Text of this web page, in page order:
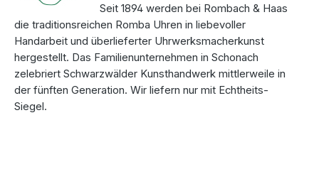
Seit 1894 werden bei Rombach & Haas
die traditionsreichen Romba Uhren in liebevoller
Handarbeit und überlieferter Uhrwerksmacherkunst
hergestellt. Das Familienunternehmen in Schonach
zelebriert Schwarzwälder Kunsthandwerk mittlerweile in
der fünften Generation. Wir liefern nur mit Echtheits-
Siegel.